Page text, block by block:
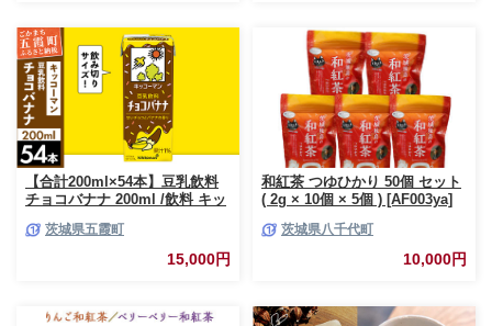
しみ 3回
【合計200ml×54本】豆乳飲料
チョコバナナ 200ml /飲料 キッ
ナナチョコ 豆乳 豆乳飲料 大豆
パック セット 定番 おやつ 飲み
切り おすすめ 茨城県 五霞町
茨城県五霞町
15,000円
和紅茶 つゆひかり 50個 セット
( 2g × 10個 × 5個 ) [AF003ya]
茨城県八千代町
10,000円